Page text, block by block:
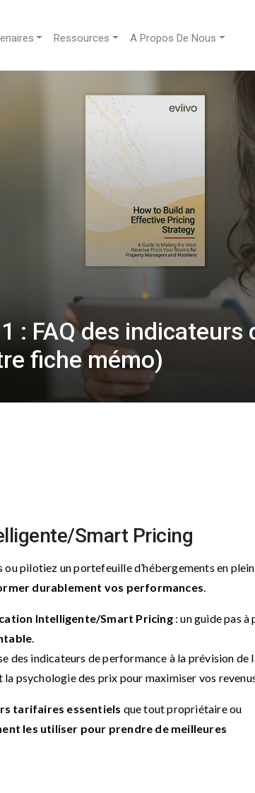
Ressources A Propos De Nous
: FAQ des indicateurs
fiche mémo)
Smart Pricing
pilotiez un portefeuille d’hébergements en
durablement vos performances.
Intelligente/Smart Pricing: un guide pas à
.
des indicateurs de performance à la prévision de
psychologie des prix pour maximiser vos
tarifaires essentiels que tout propriétaire ou
les utiliser pour prendre de meilleures